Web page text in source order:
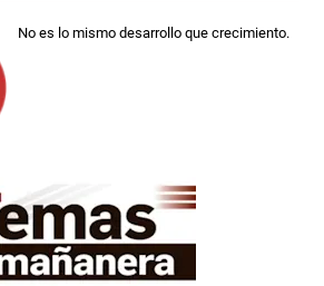
No es lo mismo desarrollo que crecimiento.